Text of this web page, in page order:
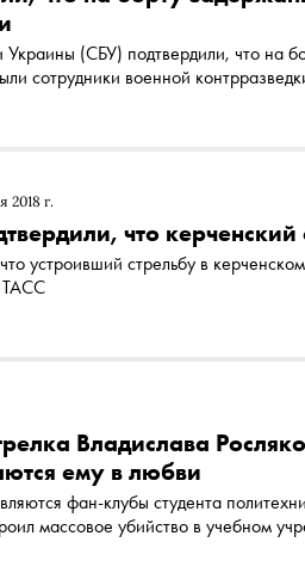
(СБУ) подтвердили, что на
сотрудники военной
2018 г.
что
устроивший стрельбу в
Владислава
ему в любви
фан-клубы студента
массовое убийство в учебном